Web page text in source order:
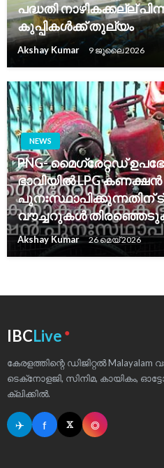
പദ്ധതി നാഴികക്കല്ല്
കുപ്പികൾക്ക് തുല്യം
Akshay Kumar 9 ജൂലൈ 2026
NEWS
PNG- മൈഗ്രേറ്റഡ്
ഭാവിയിൽ LPG കണക്ഷൻ
പുനഃസ്ഥാപിക്കുന്നതിന്
വൗച്ചറുകൾ
Akshay Kumar 26 മെയ്‌ 2026
IBCLive ●
കേരളത്തിന്റെ ഡിജിറ്റൽ
ടെക്‌നോളജി, സിനിമ, കായികം,
ക്ലിക്കിൽ.
✈ f 𝕏 ◎